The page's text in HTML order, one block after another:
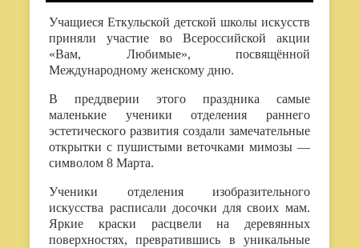
Учащиеся Еткульской детской школы искусств
приняли участие во Всероссийской акции
«Вам, Любимые», посвящённой
Международному женскому дню.
В преддверии этого праздника самые
маленькие ученики отделения раннего
эстетического развития создали замечательные
открытки с пушистыми веточками мимозы —
символом 8 Марта.
Ученики отделения изобразительного
искусства расписали досочки для своих мам.
Яркие краски расцвели на деревянных
поверхностях, превратившись в уникальные